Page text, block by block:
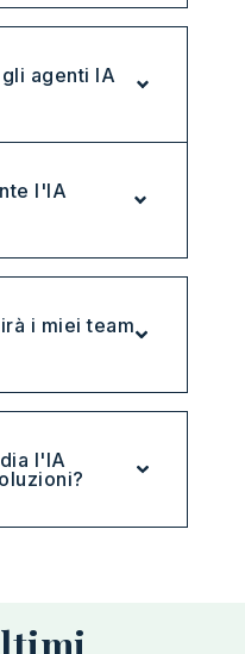
agenti IA
l'IA
i miei team
l'IA